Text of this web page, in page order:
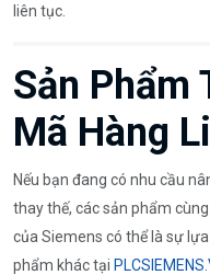
liên tục.
Sản Phẩm
Mã Hàng
Nếu bạn đang có nhu cầu
thay thế, các sản phẩm
của Siemens có thể là sự
phẩm khác tại